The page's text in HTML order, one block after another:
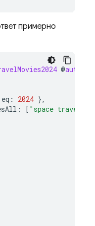
примерно
@auth
eq : 2024 },
: [ "space travel"